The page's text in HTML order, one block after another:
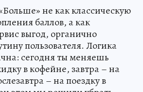
не как классическую
баллов, а как
выгод, органично
пользователя. Логика
сегодня ты меняешь
в кофейне, завтра – на
– на поездку в